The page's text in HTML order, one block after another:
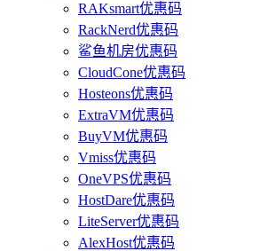
RAKsmart优惠码
RackNerd优惠码
鲨鱼机房优惠码
CloudCone优惠码
Hosteons优惠码
ExtraVM优惠码
BuyVM优惠码
Vmiss优惠码
OneVPS优惠码
HostDare优惠码
LiteServer优惠码
AlexHost优惠码